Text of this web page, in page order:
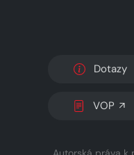
Dotazy
VOP